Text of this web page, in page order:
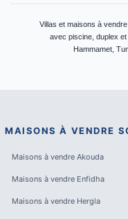
Villas et maisons à
avec piscine, duplex
Hammamet,
MAISONS À VENDRE
Maisons à vendre Akouda
Maisons à vendre Enfidha
Maisons à vendre Hergla